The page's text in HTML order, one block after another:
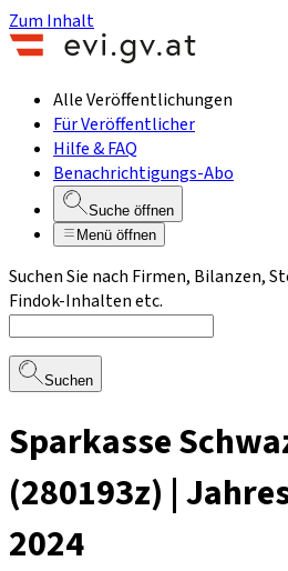
Zum Inhalt
Alle Veröffentlichungen
Für Veröffentlicher
Hilfe & FAQ
Benachrichtigungs-Abo
Suche öffnen
Menü öffnen
Suchen Sie nach Firmen, Bilanzen,
Findok-Inhalten etc.
Suchen
Sparkasse
(280193z) |
2024